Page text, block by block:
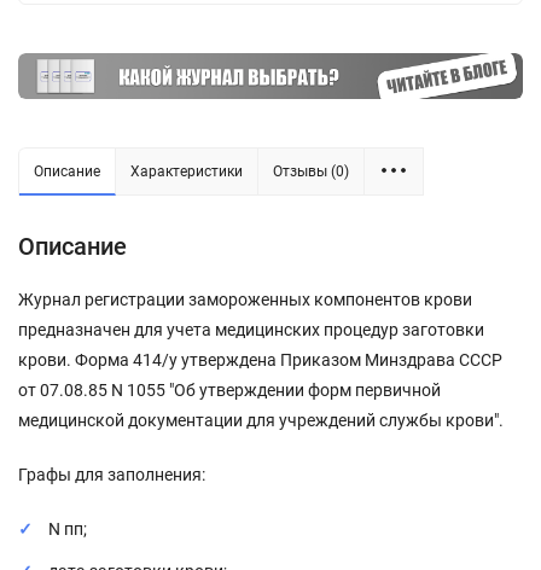
Описание Характеристики Отзывы (0)
Описание
Журнал регистрации замороженных компонентов крови
предназначен для учета медицинских процедур заготовки
крови. Форма 414/у утверждена Приказом Минздрава СССР
от 07.08.85 N 1055 "Об утверждении форм первичной
медицинской документации для учреждений службы крови".
Графы для заполнения:
N пп;